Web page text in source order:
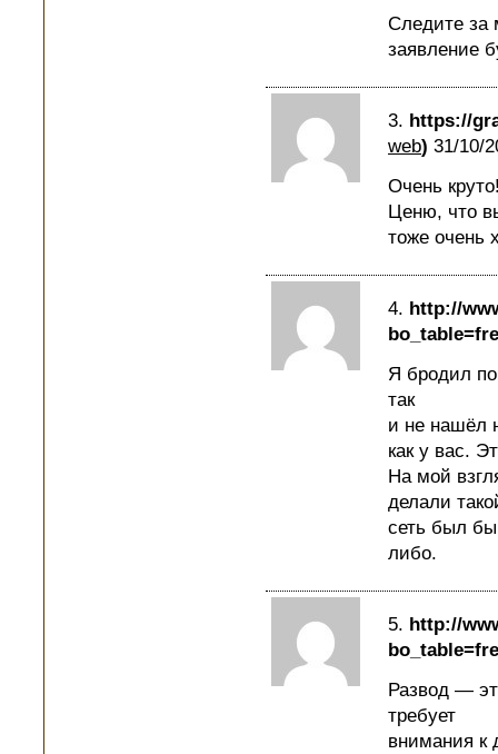
Следите за
заявление
3. https://
web) 31/10/
Очень
Ценю, что
тоже очень
4. http://
Я бродил по
так
и не нашёл
как у вас.
На мой
делали
сеть был
либо.
5. http://
Развод —
требует
внимания к